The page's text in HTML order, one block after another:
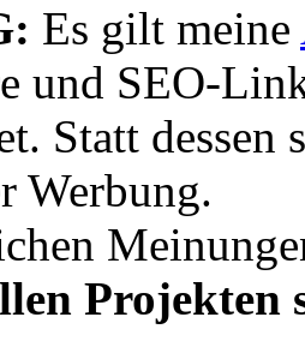
Es gilt meine
und SEO-
Statt dessen
Werbung.
Projekten